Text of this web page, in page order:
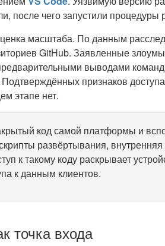
после чего запустили процедуры
масштаба. По данным
GitHub. Заявленные
выводами
признаков
этапе нет.
код самой платформы и
развёртывания,
к такому коду раскрывает
к данным клиентов.
точка входа